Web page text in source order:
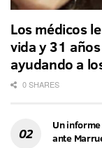
Los médicos
vida y 31
ayudando a
0 SHARES
Un
ante